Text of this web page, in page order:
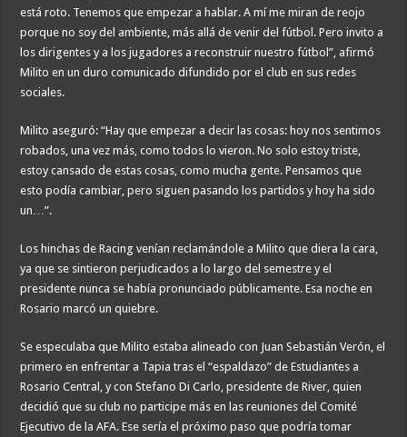
está roto. Tenemos que empezar a hablar. A mí me miran de reojo
porque no soy del ambiente, más allá de venir del fútbol. Pero invito a
los dirigentes y a los jugadores a reconstruir nuestro fútbol”, afirmó
Milito en un duro comunicado difundido por el club en sus redes
sociales.
Milito aseguró: “Hay que empezar a decir las cosas: hoy nos sentimos
robados, una vez más, como todos lo vieron. No solo estoy triste,
estoy cansado de estas cosas, como mucha gente. Pensamos que
esto podía cambiar, pero siguen pasando los partidos y hoy ha sido
un…”.
Los hinchas de Racing venían reclamándole a Milito que diera la cara,
ya que se sintieron perjudicados a lo largo del semestre y el
presidente nunca se había pronunciado públicamente. Esa noche en
Rosario marcó un quiebre.
Se especulaba que Milito estaba alineado con Juan Sebastián Verón, el
primero en enfrentar a Tapia tras el “espaldazo” de Estudiantes a
Rosario Central, y con Stefano Di Carlo, presidente de River, quien
decidió que su club no participe más en las reuniones del Comité
Ejecutivo de la AFA. Ese sería el próximo paso que podría tomar